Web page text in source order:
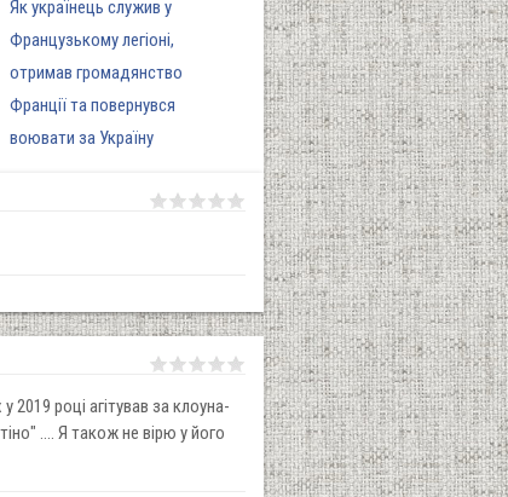
Як українець служив у
Французькому легіоні,
отримав громадянство
Франції та повернувся
воювати за Україну
році агітував за клоуна-
.... Я також не вірю у його